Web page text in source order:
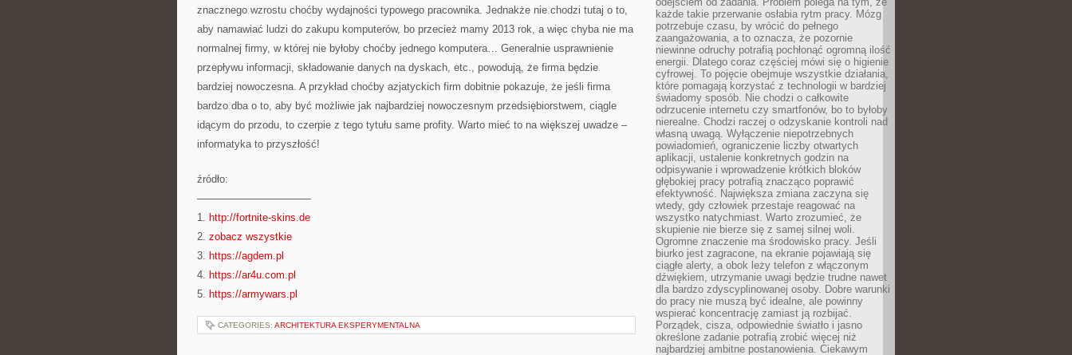
znacznego wzrostu choćby wydajności typowego pracownika. Jednakże nie chodzi tutaj o to,
aby namawiać ludzi do zakupu komputerów, bo przecież mamy 2013 rok, a więc chyba nie ma
normalnej firmy, w której nie byłoby choćby jednego komputera… Generalnie usprawnienie
przepływu informacji, składowanie danych na dyskach, etc., powodują, że firma będzie
bardziej nowoczesna. A przykład choćby azjatyckich firm dobitnie pokazuje, że jeśli firma
bardzo dba o to, aby być możliwie jak najbardziej nowoczesnym przedsiębiorstwem, ciągle
idącym do przodu, to czerpie z tego tytułu same profity. Warto mieć to na większej uwadze –
informatyka to przyszłość!
źródło:
———————————
1. http://fortnite-skins.de
2. zobacz wszystkie
3. https://agdem.pl
4. https://ar4u.com.pl
5. https://armywars.pl
CATEGORIES: ARCHITEKTURA EKSPERYMENTALNA
każde takie przerwanie osłabia rytm pracy. Mózg
potrzebuje czasu, by wrócić do pełnego
zaangażowania, a to oznacza, że pozornie
niewinne odruchy potrafią pochłonąć ogromną ilość
energii. Dlatego coraz częściej mówi się o higienie
cyfrowej. To pojęcie obejmuje wszystkie działania,
które pomagają korzystać z technologii w bardziej
świadomy sposób. Nie chodzi o całkowite
odrzucenie internetu czy smartfonów, bo to byłoby
nierealne. Chodzi raczej o odzyskanie kontroli nad
własną uwagą. Wyłączenie niepotrzebnych
powiadomień, ograniczenie liczby otwartych
aplikacji, ustalenie konkretnych godzin na
odpisywanie i wprowadzenie krótkich bloków
głębokiej pracy potrafią znacząco poprawić
efektywność. Największa zmiana zaczyna się
wtedy, gdy człowiek przestaje reagować na
wszystko natychmiast. Warto zrozumieć, że
skupienie nie bierze się z samej silnej woli.
Ogromne znaczenie ma środowisko pracy. Jeśli
biurko jest zagracone, na ekranie pojawiają się
ciągłe alerty, a obok leży telefon z włączonym
dźwiękiem, utrzymanie uwagi będzie trudne nawet
dla bardzo zdyscyplinowanej osoby. Dobre warunki
do pracy nie muszą być idealne, ale powinny
wspierać koncentrację zamiast ją rozbijać.
Porządek, cisza, odpowiednie światło i jasno
określone zadanie potrafią zrobić więcej niż
najbardziej ambitne postanowienia. Ciekawym